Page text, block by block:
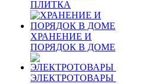
ПЛИТКА
ХРАНЕНИЕ И
ПОРЯДОК В ДОМЕ
ЭЛЕКТРОТОВАРЫ